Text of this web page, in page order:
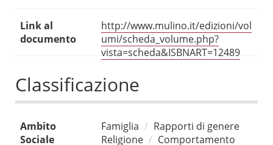
Link al
documento
http://www.mulino.it/edizioni/vol
umi/scheda_volume.php?
vista=scheda&ISBNART=12489
Classificazione
Ambito
Sociale
Famiglia
Rapporti di genere
Religione
Comportamento